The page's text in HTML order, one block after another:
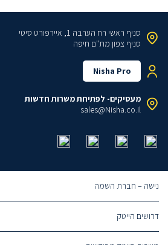
סניף ראשי רח הערבה 1, איירפורט סיטי
סניף צפון מת"ם חיפה
Nisha Pro
מעסיקים- לפתיחת משרות חדשות
sales@Nisha.co.il
נישה – חברת השמה
דרושים הייטק